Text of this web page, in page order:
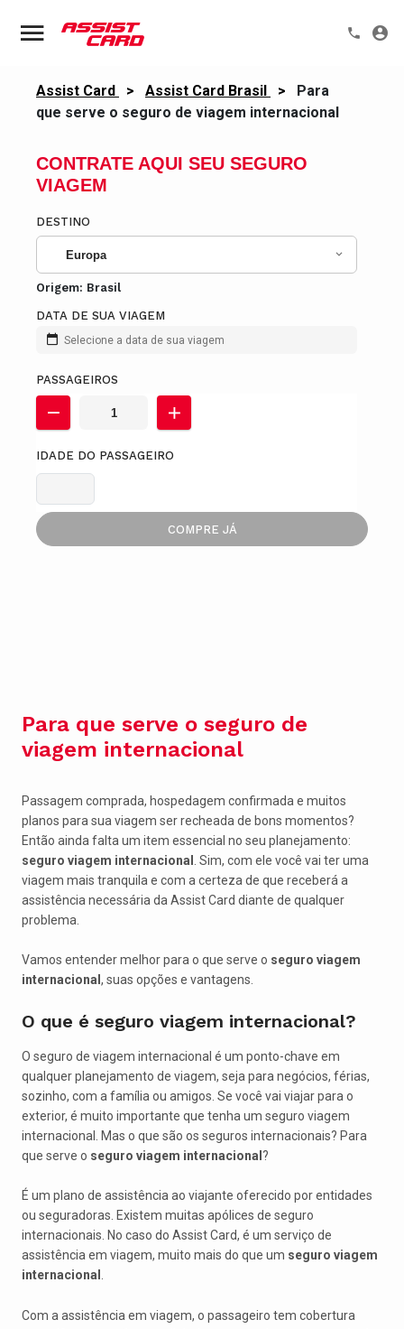
Assist Card > Assist Card Brasil >
Para
que serve o seguro de viagem internacional
CONTRATE AQUI SEU SEGURO
VIAGEM
DESTINO
Europa
Origem: Brasil
DATA DE SUA VIAGEM
Selecione a data de sua viagem
PASSAGEIROS
IDADE DO PASSAGEIRO
COMPRE JÁ
Para que serve o seguro de
viagem internacional
Passagem comprada, hospedagem confirmada e muitos
planos para sua viagem ser recheada de bons momentos?
Então ainda falta um item essencial no seu planejamento:
seguro viagem internacional
. Sim, com ele você vai ter uma
viagem mais tranquila e com a certeza de que receberá a
assistência necessária da Assist Card diante de qualquer
problema.
Vamos entender melhor para o que serve o seguro viagem
internacional , suas opções e vantagens.
O que é seguro viagem internacional?
O seguro de viagem internacional é um ponto-chave em
qualquer planejamento de viagem, seja para negócios, férias,
sozinho, com a família ou amigos. Se você vai viajar para o
exterior, é muito importante que tenha um seguro viagem
internacional. Mas o que são os seguros internacionais? Para
que serve o seguro viagem internacional ?
É um plano de assistência ao viajante oferecido por entidades
ou seguradoras. Existem muitas apólices de seguro
internacionais. No caso do Assist Card, é um serviço de
assistência em viagem, muito mais do que um seguro viagem
internacional
Com a assistência em viagem, o passageiro tem cobertura